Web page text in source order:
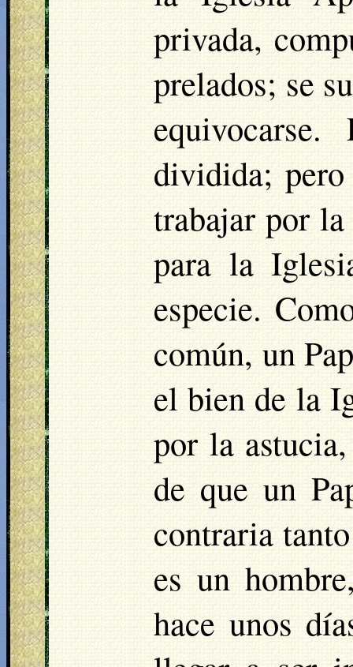
privada,
prelados; se
dividida;
trabajar por
para la
especie.
común, un
el bien de la
por la
de que un
contraria
es un
hace unos